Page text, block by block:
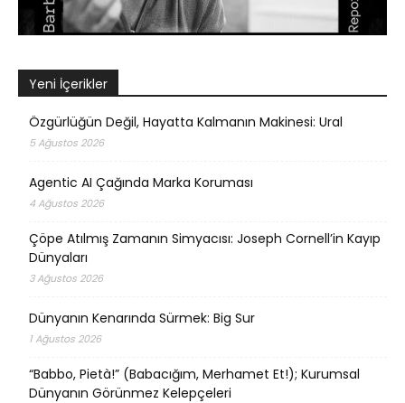
Yeni İçerikler
Özgürlüğün Değil, Hayatta Kalmanın Makinesi: Ural
5 Ağustos 2026
Agentic AI Çağında Marka Koruması
4 Ağustos 2026
Çöpe Atılmış Zamanın Simyacısı: Joseph Cornell’in Kayıp
Dünyaları
3 Ağustos 2026
Dünyanın Kenarında Sürmek: Big Sur
1 Ağustos 2026
“Babbo, Pietà!” (Babacığım, Merhamet Et!); Kurumsal
Dünyanın Görünmez Kelepçeleri